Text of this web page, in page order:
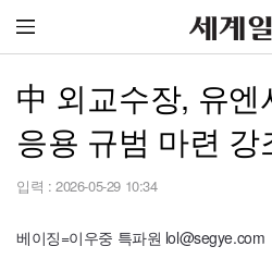
中 외교수장, 유
응용 규범 마련 강
입력 : 2026-05-29 10:34
베이징=이우중 특파원 lol@segye.com